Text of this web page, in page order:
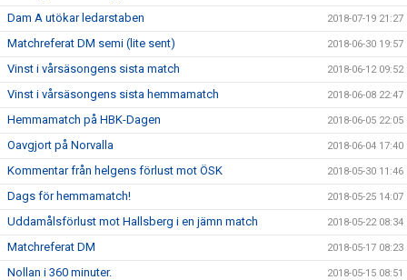
Dam A utökar ledarstaben 2018-07-19 21:27
Matchreferat DM semi (lite sent) 2018-06-30 19:57
Vinst i vårsäsongens sista match 2018-06-12 09:52
Vinst i vårsäsongens sista hemmamatch 2018-06-08 22:47
Hemmamatch på HBK-Dagen 2018-06-05 22:05
Oavgjort på Norvalla 2018-06-04 17:40
Kommentar från helgens förlust mot ÖSK 2018-05-30 11:46
Dags för hemmamatch! 2018-05-25 14:07
Uddamålsförlust mot Hallsberg i en jämn match 2018-05-22 08:34
Matchreferat DM 2018-05-17 08:23
Nollan i 360 minuter. 2018-05-15 08:51